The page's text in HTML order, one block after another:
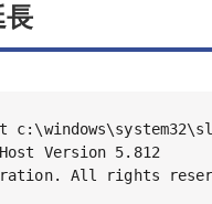
長
Version 5.812
All rights